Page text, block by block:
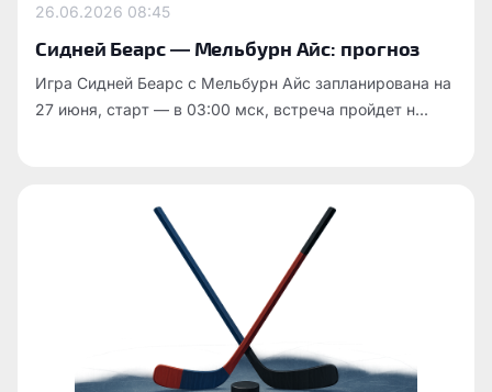
26.06.2026 08:45
Сидней Беарс — Мельбурн Айс: прогноз
Игра Сидней Беарс с Мельбурн Айс запланирована на
27 июня, старт — в 03:00 мск, встреча пройдет н...